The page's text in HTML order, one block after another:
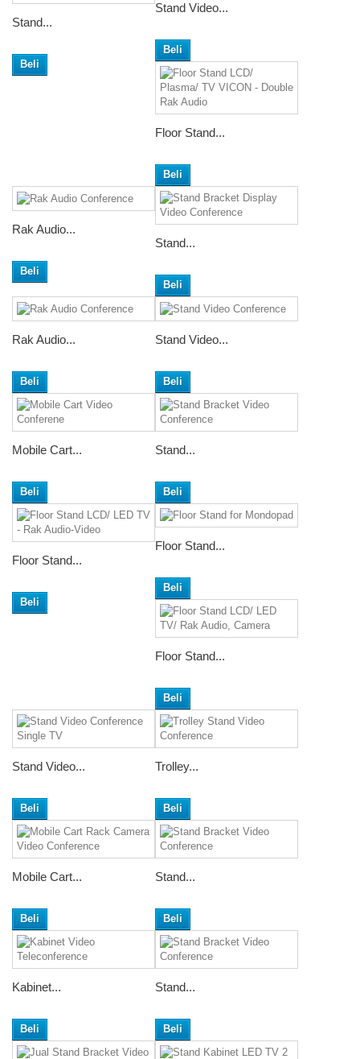
Stand...
Beli
Stand Video...
Beli
Floor Stand...
Beli
Rak Audio...
Beli
Stand...
Beli
Rak Audio...
Beli
Stand Video...
Beli
Mobile Cart...
Beli
Stand...
Beli
Floor Stand...
Beli
Floor Stand...
Beli
Floor Stand...
Beli
Stand Video...
Beli
Trolley...
Beli
Mobile Cart...
Beli
Stand...
Beli
Kabinet...
Beli
Stand...
Beli